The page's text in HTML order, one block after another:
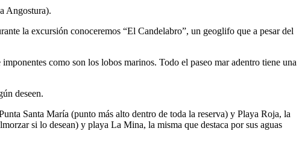
Angostura).
la excursión conoceremos “El Candelabro”, un geoglifo que a pesar del
como son los lobos marinos. Todo el paseo mar adentro tiene una
deseen.
Santa María (punto más alto dentro de toda la reserva) y Playa Roja, la
si lo desean) y playa La Mina, la misma que destaca por sus aguas